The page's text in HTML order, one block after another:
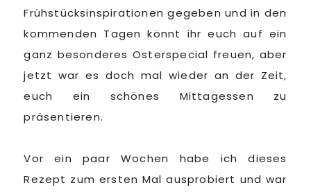
Frühstücksinspirationen gegeben und in den
kommenden Tagen könnt ihr euch auf ein
ganz besonderes Osterspecial freuen, aber
jetzt war es doch mal wieder an der Zeit,
euch ein schönes Mittagessen zu
präsentieren.
Vor ein paar Wochen habe ich dieses
Rezept zum ersten Mal ausprobiert und war